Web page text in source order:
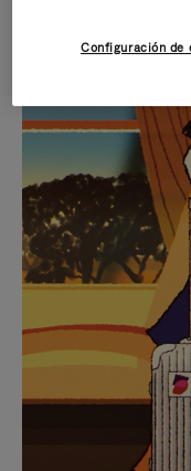
VÍDEO
NO
ESTÁ
PULSE
PARA
DEL
IDAS DE
Configuración de